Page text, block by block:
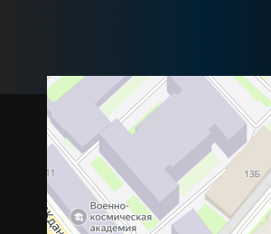
Свяжитесь с нами